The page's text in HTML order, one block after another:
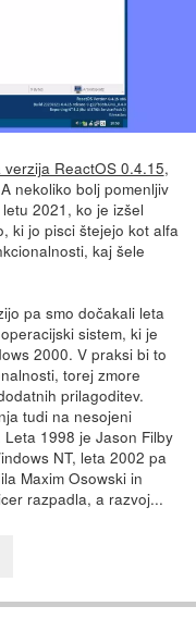
ReactOS 0.4.15,
nekoliko bolj pomenljiv
2021, ko je izšel
ki jo pisci štejejo kot alfa
kaj šele
pa smo dočakali leta
sistem, ki je
2000. V praksi bi to
torej zmore
prilagoditev.
tudi na nesojeni
1998 je Jason Filby
NT, leta 2002 pa
Maxim Osowski in
razpadla, a razvoj...